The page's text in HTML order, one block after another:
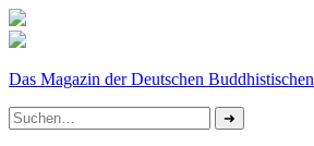
Das Magazin der Deutschen